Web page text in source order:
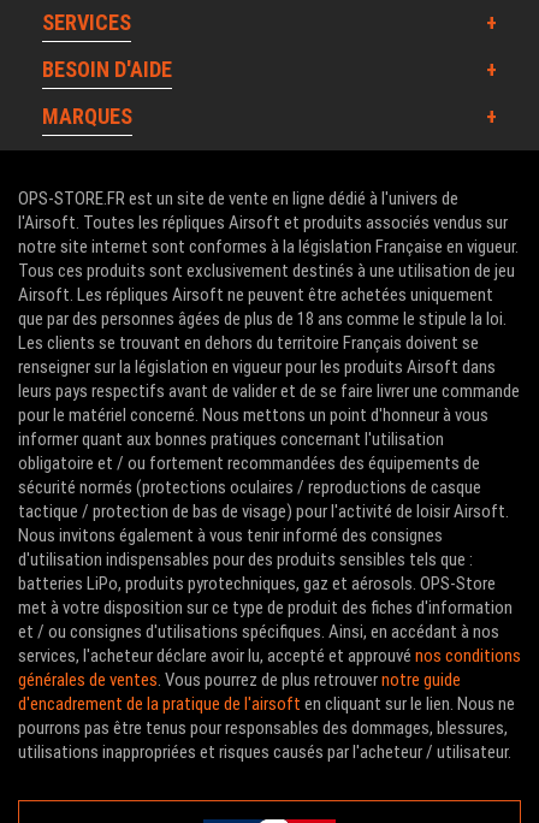
SERVICES
BESOIN D'AIDE
MARQUES
OPS-STORE.FR est un site de vente en ligne dédié à l'univers de
l'Airsoft. Toutes les répliques Airsoft et produits associés vendus sur
notre site internet sont conformes à la législation Française en vigueur.
Tous ces produits sont exclusivement destinés à une utilisation de jeu
Airsoft. Les répliques Airsoft ne peuvent être achetées uniquement
que par des personnes âgées de plus de 18 ans comme le stipule la loi.
Les clients se trouvant en dehors du territoire Français doivent se
renseigner sur la législation en vigueur pour les produits Airsoft dans
leurs pays respectifs avant de valider et de se faire livrer une commande
pour le matériel concerné. Nous mettons un point d'honneur à vous
informer quant aux bonnes pratiques concernant l'utilisation
obligatoire et / ou fortement recommandées des équipements de
sécurité normés (protections oculaires / reproductions de casque
tactique / protection de bas de visage) pour l'activité de loisir Airsoft.
Nous invitons également à vous tenir informé des consignes
d'utilisation indispensables pour des produits sensibles tels que :
batteries LiPo, produits pyrotechniques, gaz et aérosols. OPS-Store
met à votre disposition sur ce type de produit des fiches d'information
et / ou consignes d'utilisations spécifiques. Ainsi, en accédant à nos
services, l'acheteur déclare avoir lu, accepté et approuvé nos conditions
générales de ventes. Vous pourrez de plus retrouvernotre guide
d'encadrement de la pratique de l'airsoft en cliquant sur le lien. Nous ne
pourrons pas être tenus pour responsables des dommages, blessures,
utilisations inappropriées et risques causés par l'acheteur / utilisateur.